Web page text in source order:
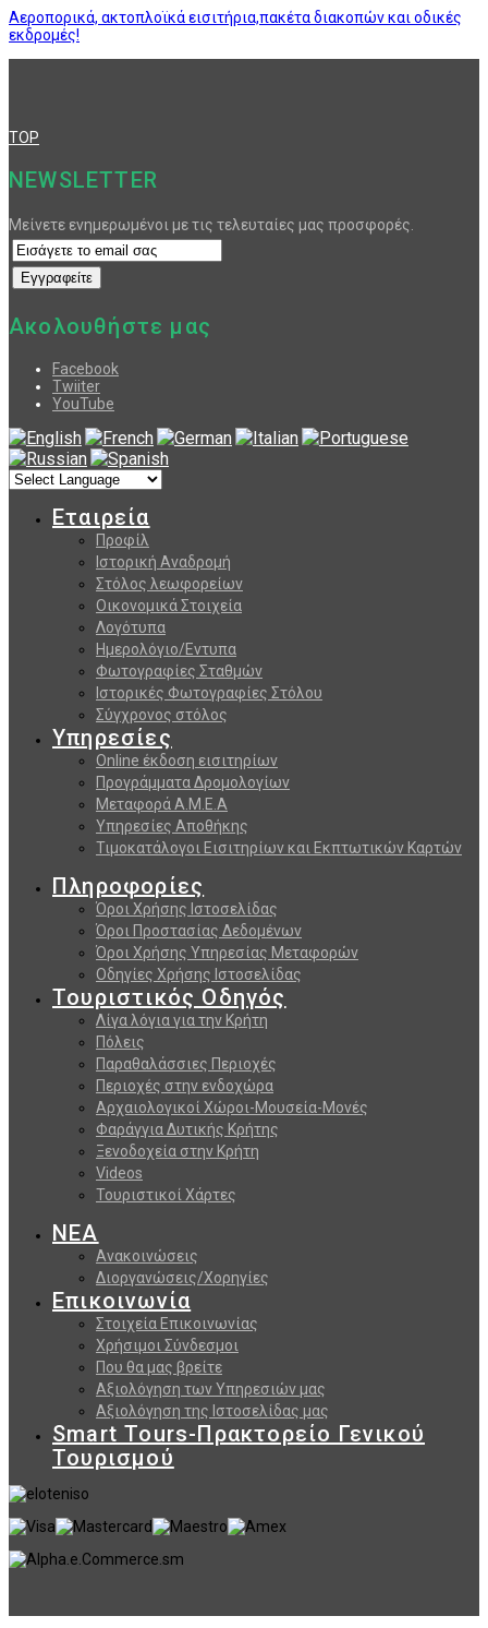
Αεροπορικά, ακτοπλοϊκά εισιτήρια,πακέτα διακοπών και οδικές
εκδρομές!
TOP
NEWSLETTER
Μείνετε ενημερωμένοι με τις τελευταίες μας προσφορές.
Ακολουθήστε μας
Facebook
Twiiter
YouTube
Εταιρεία
Προφίλ
Ιστορική Αναδρομή
Στόλος λεωφορείων
Οικονομικά Στοιχεία
Λογότυπα
Ημερολόγιο/Εντυπα
Φωτογραφίες Σταθμών
Ιστορικές Φωτογραφίες Στόλου
Σύγχρονος στόλος
Υπηρεσίες
Online έκδοση εισιτηρίων
Προγράμματα Δρομολογίων
Μεταφορά Α.Μ.Ε.Α
Υπηρεσίες Αποθήκης
Τιμοκατάλογοι Εισιτηρίων και Εκπτωτικών Καρτών
Πληροφορίες
Όροι Χρήσης Ιστοσελίδας
Όροι Προστασίας Δεδομένων
Όροι Χρήσης Υπηρεσίας Μεταφορών
Οδηγίες Χρήσης Ιστοσελίδας
Τουριστικός Οδηγός
Λίγα λόγια για την Κρήτη
Πόλεις
Παραθαλάσσιες Περιοχές
Περιοχές στην ενδοχώρα
Αρχαιολογικοί Χώροι-Μουσεία-Μονές
Φαράγγια Δυτικής Κρήτης
Ξενοδοχεία στην Κρήτη
Videos
Τουριστικοί Χάρτες
ΝΕΑ
Ανακοινώσεις
Διοργανώσεις/Χορηγίες
Επικοινωνία
Στοιχεία Επικοινωνίας
Χρήσιμοι Σύνδεσμοι
Που θα μας βρείτε
Αξιολόγηση των Υπηρεσιών μας
Αξιολόγηση της Ιστοσελίδας μας
Smart Tours-Πρακτορείο Γενικού
Τουρισμού